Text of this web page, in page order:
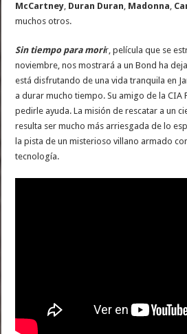
McCartney, Duran Duran, Madonna,
muchos otros.
Sin tiempo para morir, película que se
noviembre, nos mostrará a un Bond ha
está disfrutando de una vida tranquila en
a durar mucho tiempo. Su amigo de la CIA
pedirle ayuda. La misión de rescatar a un
resulta ser mucho más arriesgada de lo
la pista de un misterioso villano armado
tecnología.